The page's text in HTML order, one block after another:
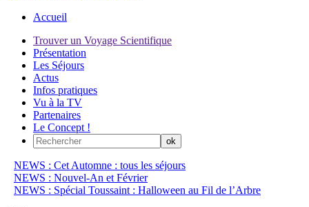
Accueil
Trouver un Voyage Scientifique
Présentation
Les Séjours
Actus
Infos pratiques
Vu à la TV
Partenaires
Le Concept !
NEWS : Cet Automne : tous les séjours
NEWS : Nouvel-An et Février
NEWS : Spécial Toussaint : Halloween au Fil de l’Arbre